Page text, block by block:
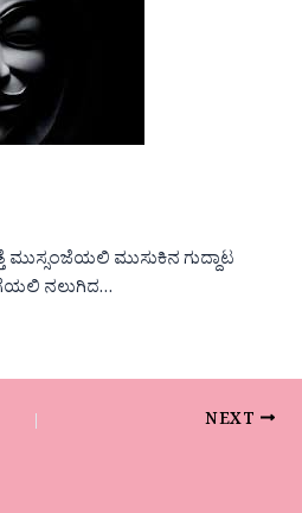
ಮುಸ್ಸಂಜೆಯಲಿ ಮುಸುಕಿನ ಗುದ್ದಾಟ
ನಲುಗಿದ…
NEXT